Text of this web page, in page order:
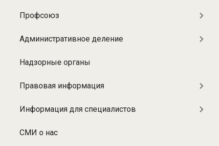
Профсоюз
Административное деление
Надзорные органы
Правовая информация
Информация для специалистов
СМИ о нас